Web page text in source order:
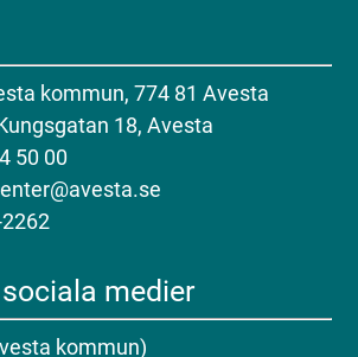
kommun, 774 81 Avesta
18, Avesta
50 00
medier
kommun)